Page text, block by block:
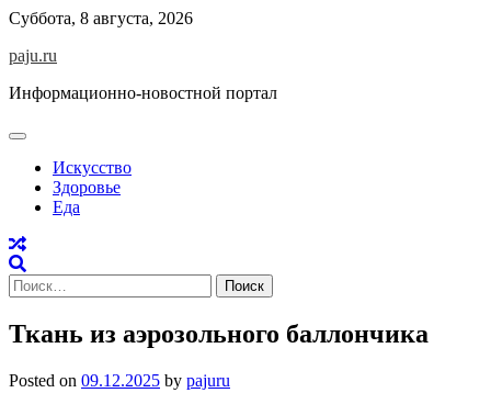
Skip
content
Суббота, 8 августа, 2026
paju.ru
Информационно-новостной портал
Искусство
Здоровье
Еда
Найти:
Ткань из аэрозольного баллончика
Posted on 09.12.2025 by pajuru